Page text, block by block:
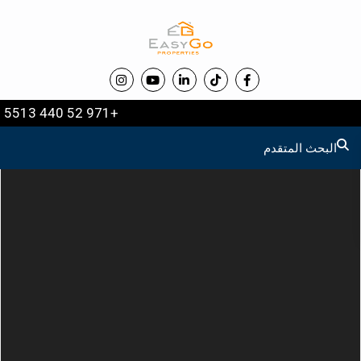
+971 52 440 5513
البحث المتقدم